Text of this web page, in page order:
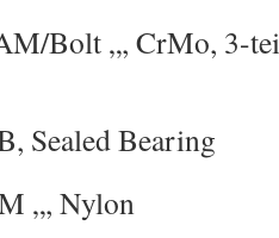
Bolt „, CrMo, 3-
Sealed Bearing
„, Nylon